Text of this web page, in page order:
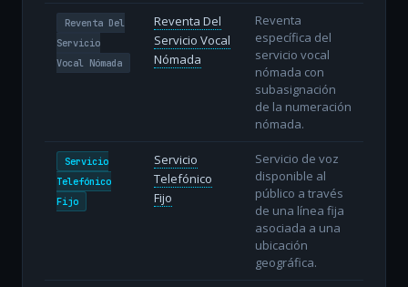
Reventa Del
Servicio
Vocal Nómada
Reventa Del
Servicio Vocal
Nómada
Reventa
específica del
servicio vocal
nómada con
subasignación
de la numeración
nómada.
Servicio
Telefónico
Fijo
Servicio
Telefónico
Fijo
Servicio de voz
disponible al
público a través
de una línea fija
asociada a una
ubicación
geográfica.